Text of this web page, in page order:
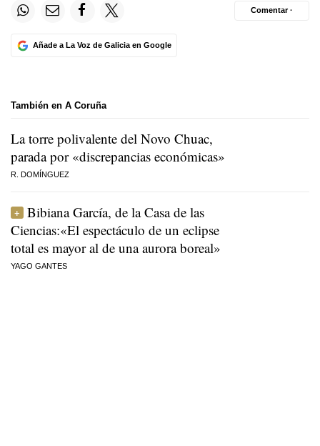
Añade a La Voz de Galicia en Google
Comentar ·
También en A Coruña
La torre polivalente del Novo Chuac,
parada por «discrepancias económicas»
R. DOMÍNGUEZ